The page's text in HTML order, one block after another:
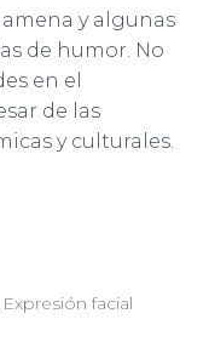
y algunas
de humor. No
en el
de las
y culturales.
Expresión facial